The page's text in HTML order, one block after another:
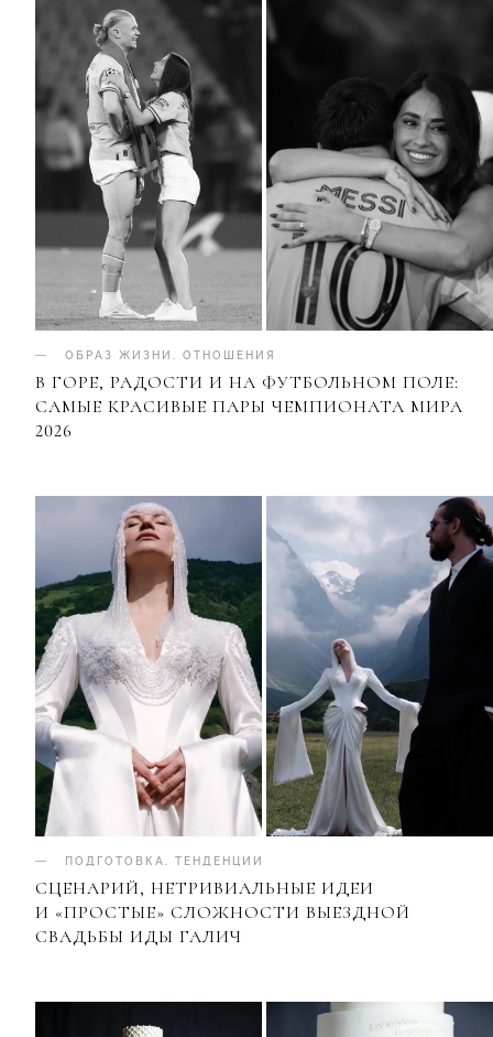
ОБРАЗ ЖИЗНИ ОТНОШЕНИЯ
В ГОРЕ, РАДОСТИ И НА ФУТБОЛЬНОМ ПОЛЕ:
САМЫЕ КРАСИВЫЕ ПАРЫ ЧЕМПИОНАТА МИРА
2026
ПОДГОТОВКА ТЕНДЕНЦИИ
СЦЕНАРИЙ, НЕТРИВИАЛЬНЫЕ ИДЕИ
И «ПРОСТЫЕ» СЛОЖНОСТИ ВЫЕЗДНОЙ
СВАДЬБЫ ИДЫ ГАЛИЧ